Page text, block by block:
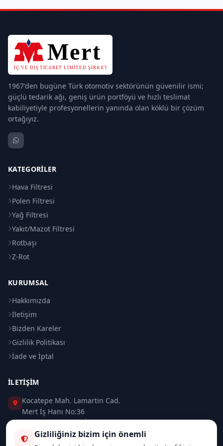
1967'den bugüne Türk otomotiv sektörünün güvenilir ismi;
güçlü tedarik ağı, geniş ürün portföyü ve hızlı teslimat
kabiliyetiyle profesyonellerin yanında olan köklü bir çözüm
ortağıyız.
KATEGORILER
Hava Filtresi
Polen Filtresi
Yağ Filtresi
Yakıt/Mazot Filtresi
Rotbaşı
Z-Rot
KURUMSAL
Hakkımızda
İletişim
Bizden Kareler
Gizlilik Politikası
İade ve İptal
İLETIŞIM
Kocatepe Mah. Lamartin Cad.
Mert İş Hanı No:36
Taksim / Beyoğlu / İSTANBUL
0 (212) 235 37 83
Gizliliğiniz bizim için önemli